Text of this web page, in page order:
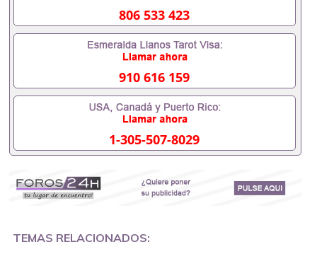
内找工作假的毕业证可以用吗551190476假的毕业证
成绩单可以办学历认证吗551190476要定居国外需要
办理什么材料551190476入职事业单位/国企假的毕业
证会查吗551190476入职国企/事业单位需要些什么材
料551190476办理假毕业证在国内能用吗, 挂科拿不到
毕业证怎么办, 毕业证丢了怎么办, 没有正常毕业怎么
办理毕业证,没毕业可以办学历认证吗,您是否因为中
途辍学、挂科而没有正常毕业551190476您是否因为
递交材料不齐而被拒之门外551190476您是否因没正
常毕业而导致回国得不到教育部认证在校挂科了不想
读了,成绩不理想毕不了业怎么办551190476找工作没
如何办理本科/硕士毕业证551190476网上买文凭可靠
吗551190476哪里可以买国外文凭551190476国外本
可以制作美国毕业证551190476哪里可以办理澳洲毕
806 533 423
910 616 159
1-305-507-8029
TEMAS RELACIONADOS: